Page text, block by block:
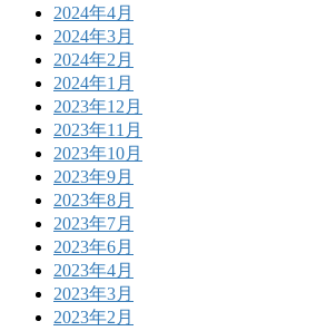
2024年4月
2024年3月
2024年2月
2024年1月
2023年12月
2023年11月
2023年10月
2023年9月
2023年8月
2023年7月
2023年6月
2023年4月
2023年3月
2023年2月